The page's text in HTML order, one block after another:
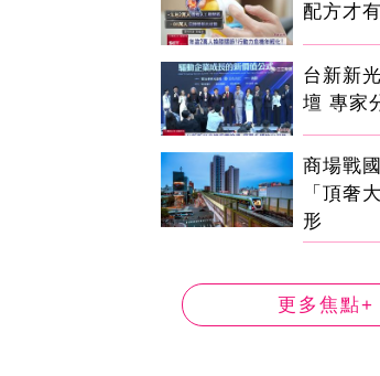
配方才
台新新
壇 專家
商場戰
「頂奢
形
更多焦點+